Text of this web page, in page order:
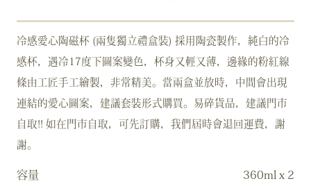
冷感愛心陶磁杯 (兩隻獨立禮盒裝) 採用陶瓷製作，純白的冷
感杯，遇冷17度下圖案變色，杯身又輕又薄，邊緣的粉紅線
條由工匠手工繪製，非常精美。當兩盒並放時，中間會出現
連結的愛心圖案，建議套裝形式購買。易碎貨品，建議門市
自取!! 如在門市自取，可先訂購，我們屆時會退回運費，謝
謝。
容量 360ml x 2